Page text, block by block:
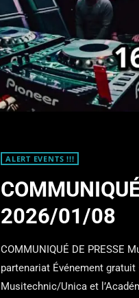
ALERT EVENTS !!!
2026/01/08
COMMUNIQUÉ DE PRESSE
partenariat Événement
Musitechnic/Unica et